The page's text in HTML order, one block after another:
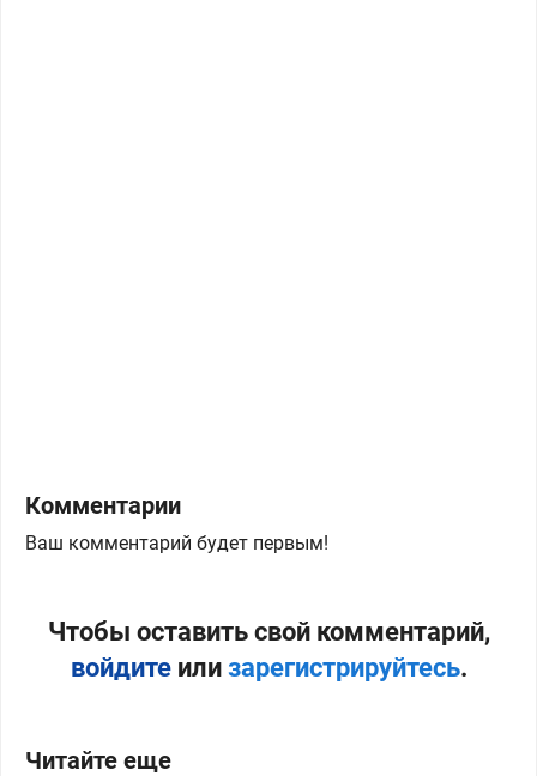
Комментарии
Ваш комментарий будет первым!
Чтобы оставить свой комментарий,
войдитеили зарегистрируйтесь.
Читайте еще